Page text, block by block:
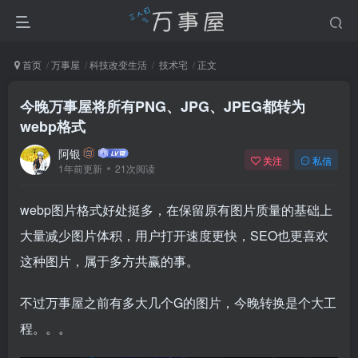
首页 万事屋 科技改变生活 技术宅 正文
今晚万事屋将所有PNG、JPG、JPEG都转为
webp格式
阿银
1年前更新 21次阅读
关注 私信
webp图片格式好处挺多，在保留原有图片质量的基础上
大量减少图片体积，用户打开速度更快，SEO也更喜欢
这种图片，属于多方共赢的事。
不过万事屋之前有多大几个G的图片，今晚转换是个大工
程。。。